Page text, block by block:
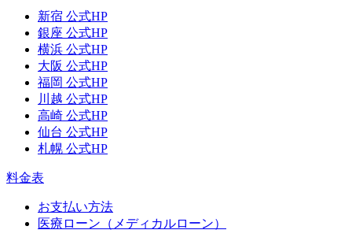
新宿 公式HP
銀座 公式HP
横浜 公式HP
大阪 公式HP
福岡 公式HP
川越 公式HP
高崎 公式HP
仙台 公式HP
札幌 公式HP
料金表
お支払い方法
医療ローン（メディカルローン）